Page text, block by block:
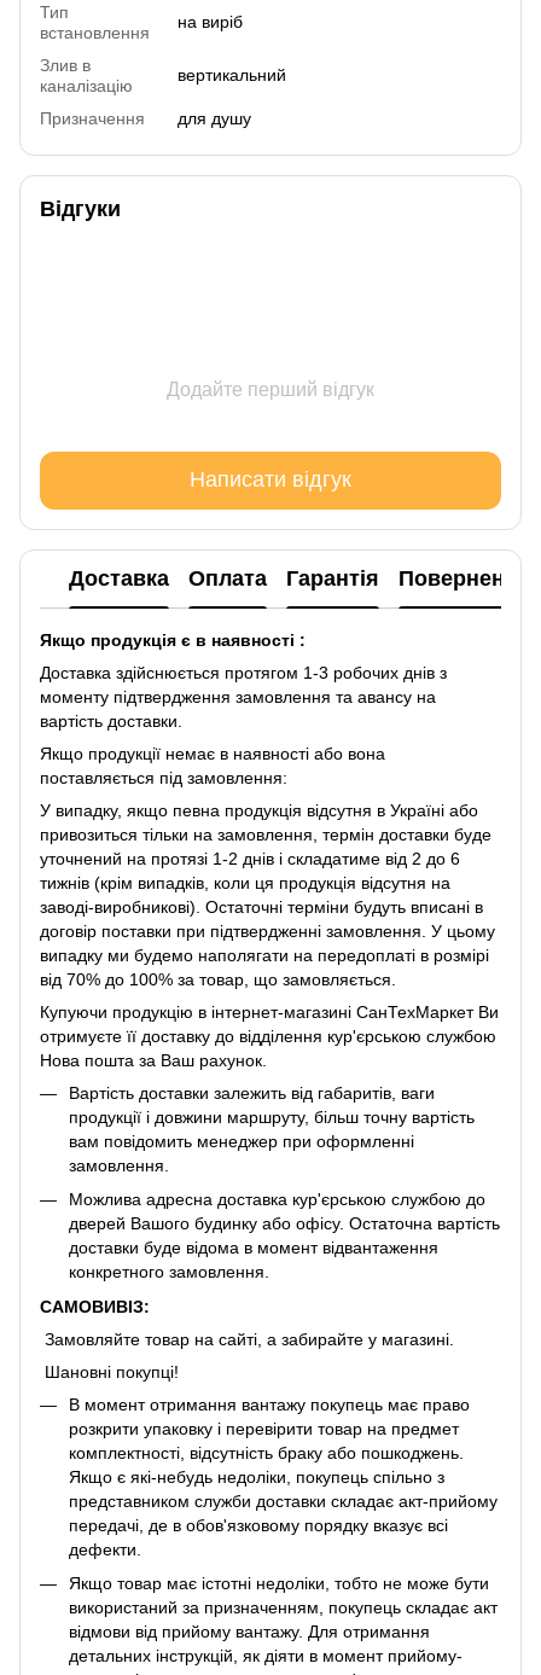
Тип
встановлення
на виріб
Злив в
каналізацію
вертикальний
Призначення для душу
Відгуки
Додайте перший відгук
Написати відгук
Доставка Оплата Гарантія Повернення
Якщо продукція є в наявності :
Доставка здійснюється протягом 1-3 робочих днів з
моменту підтвердження замовлення та авансу на
вартість доставки.
Якщо продукції немає в наявності або вона
поставляється під замовлення:
У випадку, якщо певна продукція відсутня в Україні або
привозиться тільки на замовлення, термін доставки буде
уточнений на протязі 1-2 днів і складатиме від 2 до 6
тижнів (крім випадків, коли ця продукція відсутня на
заводі-виробникові). Остаточні терміни будуть вписані в
договір поставки при підтвердженні замовлення. У цьому
випадку ми будемо наполягати на передоплаті в розмірі
від 70% до 100% за товар, що замовляється.
Купуючи продукцію в інтернет-магазині СанТехМаркет Ви
отримуєте її доставку до відділення кур'єрською службою
Нова пошта за Ваш рахунок.
Вартість доставки залежить від габаритів, ваги
продукції і довжини маршруту, більш точну вартість
вам повідомить менеджер при оформленні
замовлення.
Можлива адресна доставка кур'єрською службою до
дверей Вашого будинку або офісу. Остаточна вартість
доставки буде відома в момент відвантаження
конкретного замовлення.
САМОВИВІЗ:
Замовляйте товар на сайті, а забирайте у магазині.
Шановні покупці!
В момент отримання вантажу покупець має право
розкрити упаковку і перевірити товар на предмет
комплектності, відсутність браку або пошкоджень.
Якщо є які-небудь недоліки, покупець спільно з
представником служби доставки складає акт-прийому
передачі, де в обов'язковому порядку вказує всі
дефекти.
Якщо товар має істотні недоліки, тобто не може бути
використаний за призначенням, покупець складає акт
відмови від прийому вантажу. Для отримання
детальних інструкцій, як діяти в момент прийому-